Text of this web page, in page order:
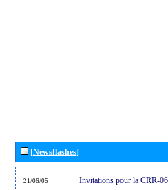
[Newsflashes]
21/06/05 Invitations pour la CRR-